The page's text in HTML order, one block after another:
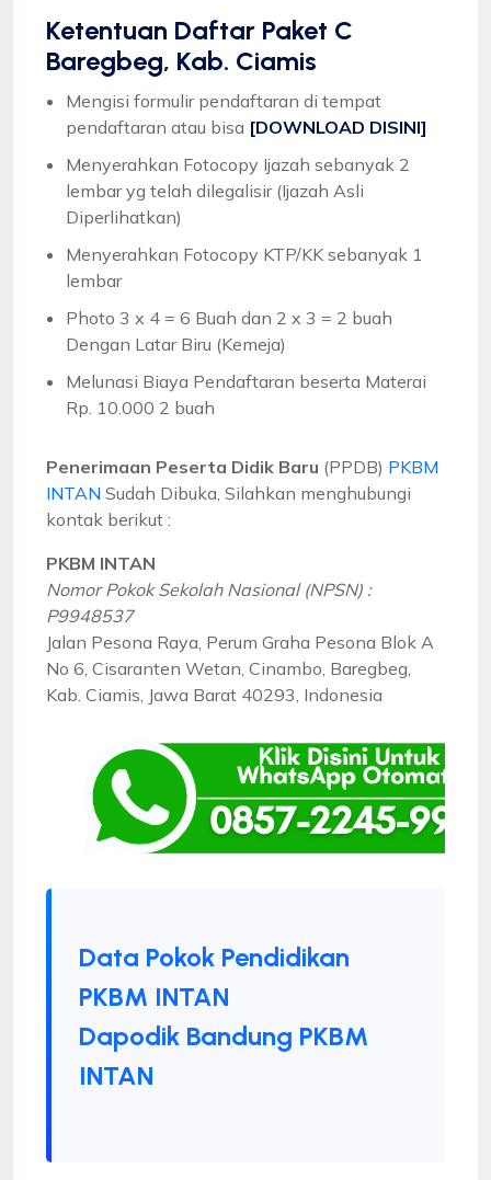
Ketentuan Daftar Paket C
Baregbeg, Kab. Ciamis
Mengisi formulir pendaftaran di tempat
pendaftaran atau bisa [DOWNLOAD DISINI]
Menyerahkan Fotocopy Ijazah sebanyak 2
lembar yg telah dilegalisir (Ijazah Asli
Diperlihatkan)
Menyerahkan Fotocopy KTP/KK sebanyak 1
lembar
Photo 3 x 4 = 6 Buah dan 2 x 3 = 2 buah
Dengan Latar Biru (Kemeja)
Melunasi Biaya Pendaftaran beserta Materai
Rp. 10.000 2 buah
Penerimaan Peserta Didik Baru (PPDB) PKBM
INTAN Sudah Dibuka, Silahkan menghubungi
kontak berikut :
PKBM INTAN
Nomor Pokok Sekolah Nasional (NPSN) :
P9948537
Jalan Pesona Raya, Perum Graha Pesona Blok A
No 6, Cisaranten Wetan, Cinambo, Baregbeg,
Kab. Ciamis, Jawa Barat 40293, Indonesia
Data Pokok Pendidikan
PKBM INTAN
Dapodik Bandung PKBM
INTAN